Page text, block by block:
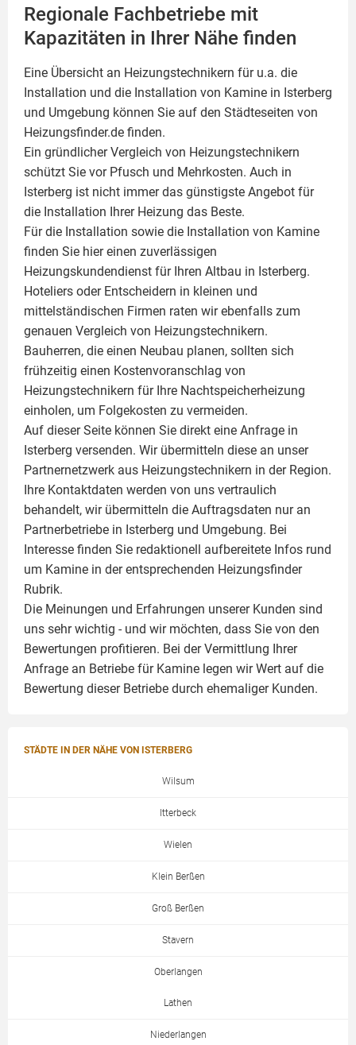
Regionale Fachbetriebe mit
Kapazitäten in Ihrer Nähe finden
Eine Übersicht an Heizungstechnikern für u.a. die
Installation und die Installation von Kamine in Isterberg
und Umgebung können Sie auf den Städteseiten von
Heizungsfinder.de finden.
Ein gründlicher Vergleich von Heizungstechnikern
schützt Sie vor Pfusch und Mehrkosten. Auch in
Isterberg ist nicht immer das günstigste Angebot für
die Installation Ihrer Heizung das Beste.
Für die Installation sowie die Installation von Kamine
finden Sie hier einen zuverlässigen
Heizungskundendienst für Ihren Altbau in Isterberg.
Hoteliers oder Entscheidern in kleinen und
mittelständischen Firmen raten wir ebenfalls zum
genauen Vergleich von Heizungstechnikern.
Bauherren, die einen Neubau planen, sollten sich
frühzeitig einen Kostenvoranschlag von
Heizungstechnikern für Ihre Nachtspeicherheizung
einholen, um Folgekosten zu vermeiden.
Auf dieser Seite können Sie direkt eine Anfrage in
Isterberg versenden. Wir übermitteln diese an unser
Partnernetzwerk aus Heizungstechnikern in der Region.
Ihre Kontaktdaten werden von uns vertraulich
behandelt, wir übermitteln die Auftragsdaten nur an
Partnerbetriebe in Isterberg und Umgebung. Bei
Interesse finden Sie redaktionell aufbereitete Infos rund
um Kamine in der entsprechenden Heizungsfinder
Rubrik.
Die Meinungen und Erfahrungen unserer Kunden sind
uns sehr wichtig - und wir möchten, dass Sie von den
Bewertungen profitieren. Bei der Vermittlung Ihrer
Anfrage an Betriebe für Kamine legen wir Wert auf die
Bewertung dieser Betriebe durch ehemaliger Kunden.
STÄDTE IN DER NÄHE VON ISTERBERG
Wilsum
Itterbeck
Wielen
Klein Berßen
Groß Berßen
Stavern
Oberlangen
Lathen
Niederlangen